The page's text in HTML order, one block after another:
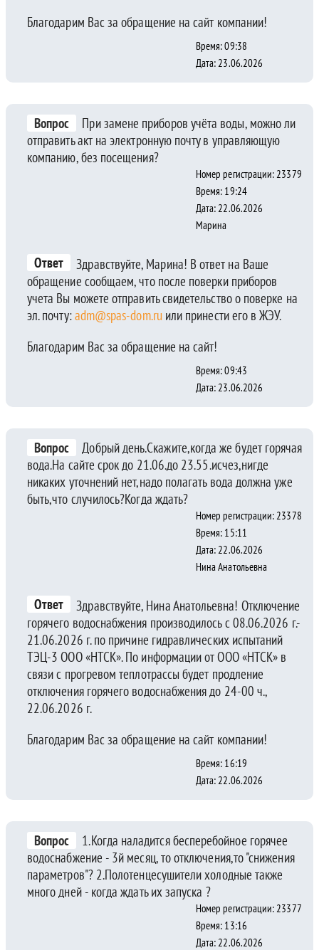
Благодарим Вас за обращение на сайт компании!
Время: 09:38
Дата: 23.06.2026
Вопрос
При замене приборов учёта воды, можно ли
отправить акт на электронную почту в управляющую
компанию, без посещения?
Номер регистрации: 23379
Время: 19:24
Дата: 22.06.2026
Марина
Ответ
Здравствуйте, Марина! В ответ на Ваше
обращение сообщаем, что после поверки приборов
учета Вы можете отправить свидетельство о поверке на
эл. почту:adm@spas-dom.ruили принести его в ЖЭУ.
Благодарим Вас за обращение на сайт!
Время: 09:43
Дата: 23.06.2026
Вопрос
Добрый день.Скажите,когда же будет горячая
вода.На сайте срок до 21.06.до 23.55.исчез,нигде
никаких уточнений нет,надо полагать вода должна уже
быть,что случилось?Когда ждать?
Номер регистрации: 23378
Время: 15:11
Дата: 22.06.2026
Нина Анатольевна
Ответ
Здравствуйте, Нина Анатольевна! Отключение
горячего водоснабжения производилось с 08.06.2026 г.-
21.06.2026 г. по причине гидравлических испытаний
ТЭЦ-3 ООО «НТСК». По информации от ООО «НТСК» в
связи с прогревом теплотрассы будет продление
отключения горячего водоснабжения до 24-00 ч.,
22.06.2026 г.
Благодарим Вас за обращение на сайт компании!
Время: 16:19
Дата: 22.06.2026
Вопрос
1.Когда наладится бесперебойное горячее
водоснабжение - 3й месяц, то отключения,то "снижения
параметров"? 2.Полотенцесушители холодные также
много дней - когда ждать их запуска ?
Номер регистрации: 23377
Время: 13:16
Дата: 22.06.2026